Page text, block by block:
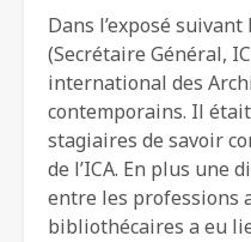
Dans l’exposé
(Secrétaire Général,
international des
contemporains. Il
stagiaires de savoir
de l’ICA. En plus une
entre les professions
bibliothécaires a eu